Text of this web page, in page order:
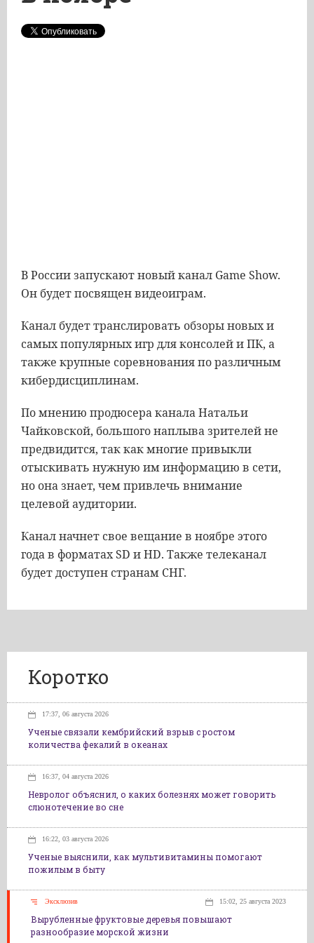
В России запускают новый канал Game Show.
Он будет посвящен видеоиграм.
Канал будет транслировать обзоры новых и
самых популярных игр для консолей и ПК, а
также крупные соревнования по различным
кибердисциплинам.
По мнению продюсера канала Натальи
Чайковской, большого наплыва зрителей не
предвидится, так как многие привыкли
отыскивать нужную им информацию в сети,
но она знает, чем привлечь внимание
целевой аудитории.
Канал начнет свое вещание в ноябре этого
годав форматах SD и HD. Также телеканал
будет доступен странам СНГ.
Коротко
17:37, 06 августа 2026
Ученые связали кембрийский взрыв с ростом
количества фекалий в океанах
16:37, 04 августа 2026
Невролог объяснил, о каких болезнях может говорить
слюнотечение во сне
16:22, 03 августа 2026
Ученые выяснили, как мультивитамины помогают
пожилым в быту
Эксклюзив 15:02, 25 августа 2023
Вырубленные фруктовые деревья повышают
разнообразие морской жизни